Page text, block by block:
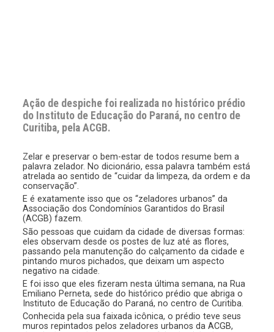
Ação de despiche foi realizada no histórico prédio
do Instituto de Educação do Paraná, no centro de
Curitiba, pela ACGB.
Zelar e preservar o bem-estar de todos resume bem a
palavra zelador. No dicionário, essa palavra também está
atrelada ao sentido de “cuidar da limpeza, da ordem e da
conservação”.
E é exatamente isso que os “zeladores urbanos” da
Associação dos Condomínios Garantidos do Brasil
(ACGB) fazem.
São pessoas que cuidam da cidade de diversas formas:
eles observam desde os postes de luz até as flores,
passando pela manutenção do calçamento da cidade e
pintando muros pichados, que deixam um aspecto
negativo na cidade.
E foi isso que eles fizeram nesta última semana, na Rua
Emiliano Perneta, sede do histórico prédio que abriga o
Instituto de Educação do Paraná, no centro de Curitiba.
Conhecida pela sua faixada icônica, o prédio teve seus
muros repintados pelos zeladores urbanos da ACGB,